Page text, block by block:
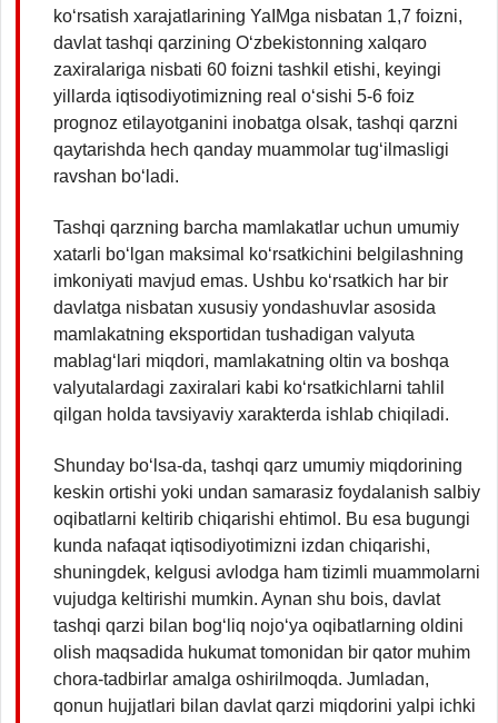
ko‘rsatish xarajatlarining YaIMga nisbatan 1,7 foizni,
davlat tashqi qarzining O‘zbekistonning xalqaro
zaxiralariga nisbati 60 foizni tashkil etishi, keyingi
yillarda iqtisodiyotimizning real o‘sishi 5-6 foiz
prognoz etilayotganini inobatga olsak, tashqi qarzni
qaytarishda hech qanday muammolar tug‘ilmasligi
ravshan bo‘ladi.
Tashqi qarzning barcha mamlakatlar uchun umumiy
xatarli bo‘lgan maksimal ko‘rsatkichini belgilashning
imkoniyati mavjud emas. Ushbu ko‘rsatkich har bir
davlatga nisbatan xususiy yondashuvlar asosida
mamlakatning eksportidan tushadigan valyuta
mablag‘lari miqdori, mamlakatning oltin va boshqa
valyutalardagi zaxiralari kabi ko‘rsatkichlarni tahlil
qilgan holda tavsiyaviy xarakterda ishlab chiqiladi.
Shunday bo‘lsa-da, tashqi qarz umumiy miqdorining
keskin ortishi yoki undan samarasiz foydalanish salbiy
oqibatlarni keltirib chiqarishi ehtimol. Bu esa bugungi
kunda nafaqat iqtisodiyotimizni izdan chiqarishi,
shuningdek, kelgusi avlodga ham tizimli muammolarni
vujudga keltirishi mumkin. Aynan shu bois, davlat
tashqi qarzi bilan bog‘liq nojo‘ya oqibatlarning oldini
olish maqsadida hukumat tomonidan bir qator muhim
chora-tadbirlar amalga oshirilmoqda. Jumladan,
qonun hujjatlari bilan davlat qarzi miqdorini yalpi ichki